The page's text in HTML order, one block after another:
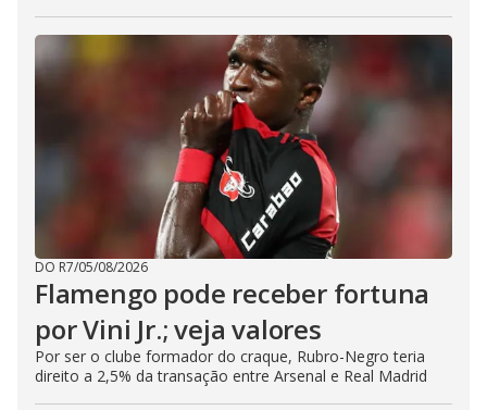
DO R7/05/08/2026
Flamengo pode receber fortuna
por Vini Jr.; veja valores
Por ser o clube formador do craque, Rubro-Negro teria
direito a 2,5% da transação entre Arsenal e Real Madrid